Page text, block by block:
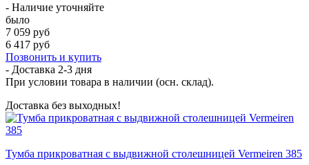
- Наличие уточняйте
было
7 059 руб
6 417 руб
Позвонить и купить
- Доставка 2-3 дня
При условии товара в наличии (осн. склад).
Доставка без выходных!
Тумба прикроватная с выдвижной столешницей Vermeiren 385